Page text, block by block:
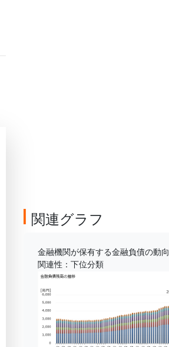
関連グラフ
金融機関が保有する金融負債の動向
関連性：下位分類